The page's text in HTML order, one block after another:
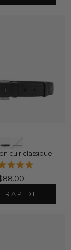
cuir classique
RAPIDE